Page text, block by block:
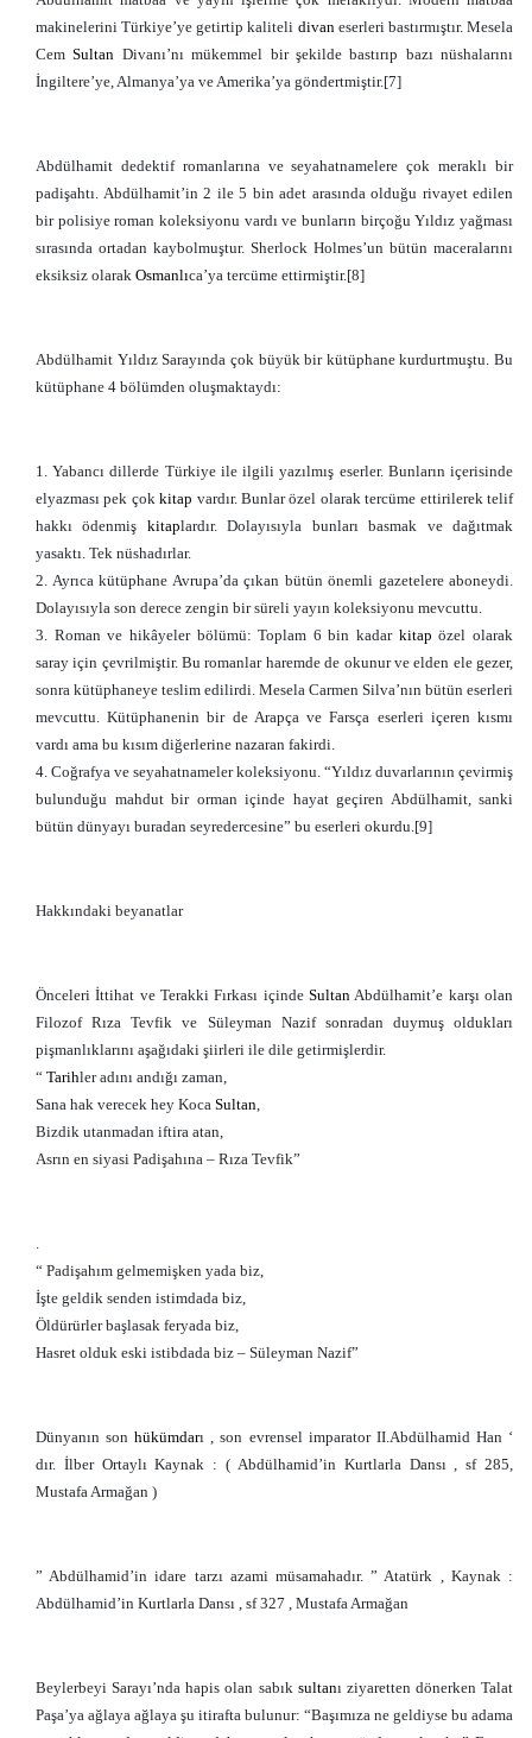
makinelerini Türkiye’ye getirtip kaliteli divaneserleri bastırmıştır. Mesela
CemSultan Divanı’nı mükemmel bir şekilde bastırıp bazı nüshalarını
İngiltere’ye, Almanya’ya ve Amerika’ya göndertmiştir.[7]
Abdülhamit dedektif romanlarına ve seyahatnamelere çok meraklı bir
padişahtı. Abdülhamit’in 2 ile 5 bin adet arasında olduğu rivayet edilen
bir polisiye roman koleksiyonu vardı ve bunların birçoğu Yıldız yağması
sırasında ortadan kaybolmuştur. Sherlock Holmes’un bütün maceralarını
eksiksiz olarak Osmanlıca’ya tercüme ettirmiştir.[8]
Abdülhamit Yıldız Sarayında çok büyük bir kütüphane kurdurtmuştu. Bu
kütüphane 4 bölümden oluşmaktaydı:
1. Yabancı dillerde Türkiye ile ilgili yazılmış eserler. Bunların içerisinde
elyazması pek çokkitap vardır. Bunlar özel olarak tercüme ettirilerek telif
hakkı ödenmiş kitaplardır. Dolayısıyla bunları basmak ve dağıtmak
yasaktı. Tek nüshadırlar.
2. Ayrıca kütüphane Avrupa’da çıkan bütün önemli gazetelere aboneydi.
Dolayısıyla son derece zengin bir süreli yayın koleksiyonu mevcuttu.
3. Roman ve hikâyeler bölümü: Toplam 6 bin kadar kitap özel olarak
saray için çevrilmiştir. Bu romanlar haremde de okunur ve elden ele gezer,
sonra kütüphaneye teslim edilirdi. Mesela Carmen Silva’nın bütün eserleri
mevcuttu. Kütüphanenin bir de Arapça ve Farsça eserleri içeren kısmı
vardı ama bu kısım diğerlerine nazaran fakirdi.
4. Coğrafya ve seyahatnameler koleksiyonu. “Yıldız duvarlarının çevirmiş
bulunduğu mahdut bir orman içinde hayat geçiren Abdülhamit, sanki
bütün dünyayı buradan seyredercesine” bu eserleri okurdu.[9]
Hakkındaki beyanatlar
Önceleri İttihat ve Terakki Fırkası içinde Sultan Abdülhamit’e karşı olan
Filozof Rıza Tevfik ve Süleyman Nazif sonradan duymuş oldukları
pişmanlıklarını aşağıdaki şiirleri ile dile getirmişlerdir.
“ Tarihler adını andığı zaman,
Sana hak verecek hey Koca Sultan,
Bizdik utanmadan iftira atan,
Asrın en siyasi Padişahına – Rıza Tevfik”
.
“ Padişahım gelmemişken yada biz,
İşte geldik senden istimdada biz,
Öldürürler başlasak feryada biz,
Hasret olduk eski istibdada biz – Süleyman Nazif”
Dünyanın sonhükümdarı , son evrensel imparator II.Abdülhamid Han ‘
dır. İlber Ortaylı Kaynak : ( Abdülhamid’in Kurtlarla Dansı , sf 285,
Mustafa Armağan )
” Abdülhamid’in idare tarzı azami müsamahadır. ” Atatürk , Kaynak :
Abdülhamid’in Kurtlarla Dansı , sf 327 , Mustafa Armağan
Beylerbeyi Sarayı’nda hapis olan sabık sultanı ziyaretten dönerken Talat
Paşa’ya ağlaya ağlaya şu itirafta bulunur: “Başımıza ne geldiyse bu adama